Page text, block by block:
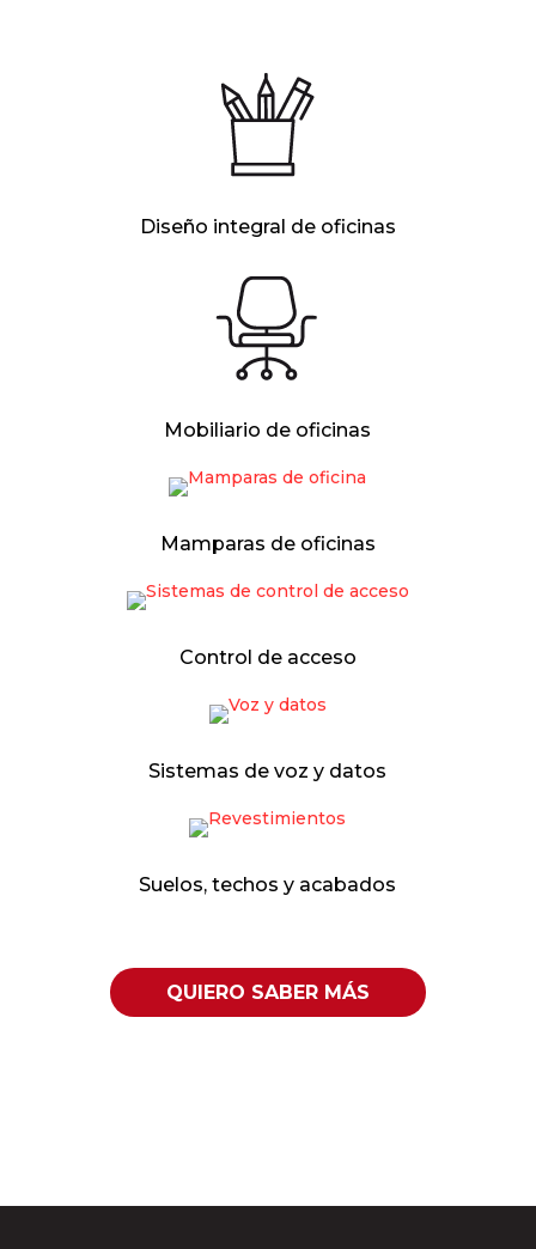
Diseño integral de oficinas
Mobiliario de oficinas
Mamparas de oficinas
Control de acceso
Sistemas de voz y datos
Suelos, techos y acabados
QUIERO SABER MÁS